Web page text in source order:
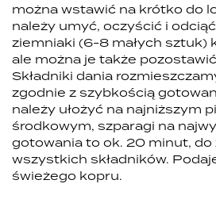
można wstawić na krótko do
należy umyć, oczyścić i
ziemniaki (6-8 małych sztuk)
ale można je także pozostawić
Składniki dania
zgodnie z szybkością
należy ułożyć na najniższym
środkowym, szparagi na
gotowania to ok. 20 minut, do
wszystkich składników.
świeżego kopru.